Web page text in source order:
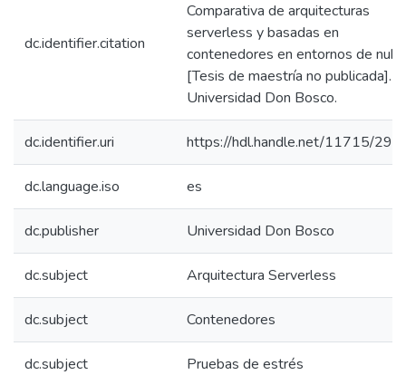
dc.identifier.citation
Comparativa de arquitecturas
serverless y basadas en
contenedores en entornos de
[Tesis de maestría no publicada].
Universidad Don Bosco.
dc.identifier.uri https://hdl.handle.net/11715/
dc.language.iso es
dc.publisher Universidad Don Bosco
dc.subject Arquitectura Serverless
dc.subject Contenedores
dc.subject Pruebas de estrés